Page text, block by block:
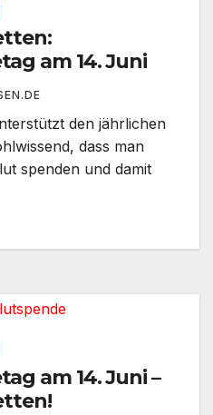
am 14. Juni
den jährlichen
dass man
spenden und damit
am 14. Juni –